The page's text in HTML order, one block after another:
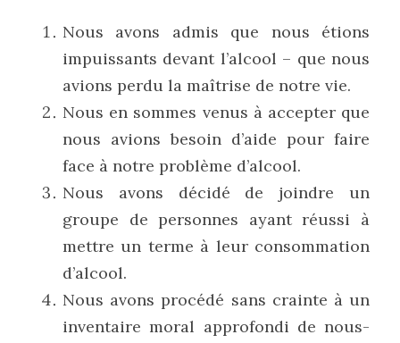
Nous avons admis que nous étions
impuissants devant l’alcool – que nous
avions perdu la maîtrise de notre vie.
Nous en sommes venus à accepter que
nous avions besoin d’aide pour faire
face à notre problème d’alcool.
Nous avons décidé de joindre un
groupe de personnes ayant réussi à
mettre un terme à leur consommation
d’alcool.
Nous avons procédé sans crainte à un
inventaire moral approfondi de nous-